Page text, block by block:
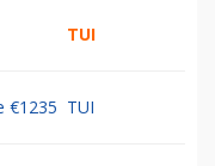
TUI
€1235 TUI